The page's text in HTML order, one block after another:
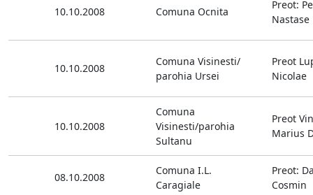
10.10.2008 Comuna Ocnita
Preot:
Nastase
10.10.2008
Comuna Visinesti/
parohia Ursei
Preot
Nicolae
10.10.2008
Comuna
Visinesti/parohia
Sultanu
Preot
Marius
08.10.2008
Comuna I.L.
Caragiale
Preot:
Cosmin